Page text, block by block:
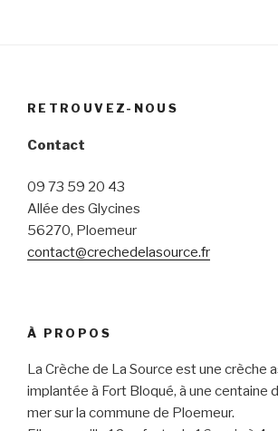
RETROUVEZ-NOUS
Contact
09 73 59 20 43
Allée des Glycines
56270, Ploemeur
contact@crechedelasource.fr
À PROPOS
La Crèche de La Source est une crèche
implantée à Fort Bloqué, à une centaine
mer sur la commune de Ploemeur.